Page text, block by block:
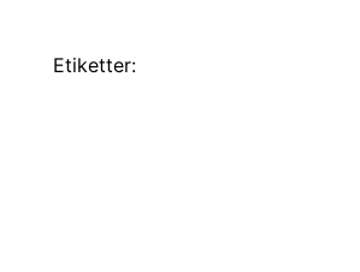
Etiketter: